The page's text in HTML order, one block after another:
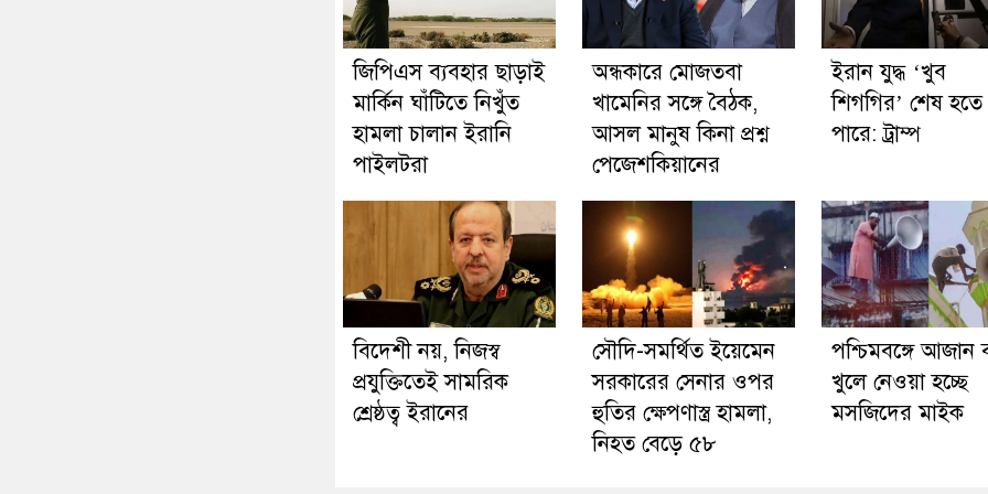
জিপিএস ব্যবহার ছাড়াই
মার্কিন ঘাঁটিতে নিখুঁত
হামলা চালান ইরানি
পাইলটরা
অন্ধকারে মোজতবা
খামেনির সঙ্গে বৈঠক,
আসল মানুষ কিনা প্রশ্ন
পেজেশকিয়ানের
ইরান যুদ্ধ ‘খুব
শিগগির’ শেষ হতে
পারে: ট্রাম্প
বিদেশী নয়, নিজস্ব
প্রযুক্তিতেই সামরিক
শ্রেষ্ঠত্ব ইরানের
সৌদি-সমর্থিত ইয়েমেন
সরকারের সেনার ওপর
হুতির ক্ষেপণাস্ত্র হামলা,
নিহত বেড়ে ৫৮
পশ্চিমবঙ্গে আজান
খুলে নেওয়া হচ্ছে
মসজিদের মাইক